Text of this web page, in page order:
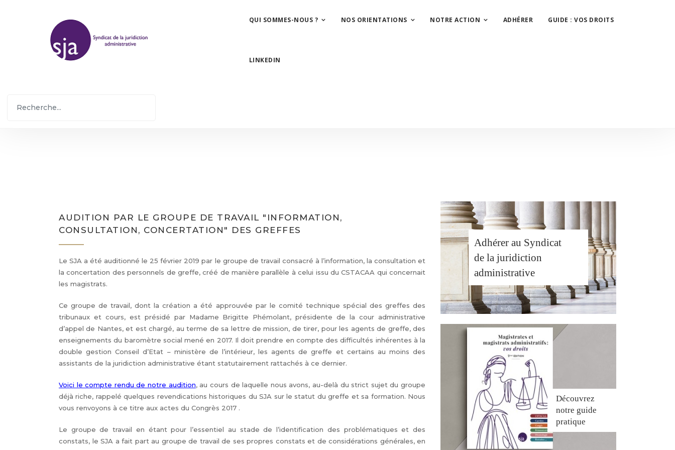
QUI SOMMES-NOUS ? NOS ORIENTATIONS NOTRE ACTION ADHÉRER GUIDE : VOS DROITS
LINKEDIN
AUDITION PAR LE GROUPE DE TRAVAIL "INFORMATION,
CONSULTATION, CONCERTATION" DES GREFFES
Le SJA a été auditionné le 25 février 2019 par le groupe de travail consacré à l’information, la consultation et
la concertation des personnels de greffe, créé de manière parallèle à celui issu du CSTACAA qui concernait
les magistrats.
Ce groupe de travail, dont la création a été approuvée par le comité technique spécial des greffes des
tribunaux et cours, est présidé par Madame Brigitte Phémolant, présidente de la cour administrative
d’appel de Nantes, et est chargé, au terme de sa lettre de mission, de tirer, pour les agents de greffe, des
enseignements du baromètre social mené en 2017. Il doit prendre en compte des difficultés inhérentes à la
double gestion Conseil d’Etat – ministère de l’intérieur, les agents de greffe et certains au moins des
assistants de la juridiction administrative étant statutairement rattachés à ce dernier.
Voici le compte rendu de notre audition, au cours de laquelle nous avons, au-delà du strict sujet du groupe
déjà riche, rappelé quelques revendications historiques du SJA sur le statut du greffe et sa formation. Nous
vous renvoyons à ce titre aux actes du Congrès 2017 .
Le groupe de travail en étant pour l’essentiel au stade de l’identification des problématiques et des
constats, le SJA a fait part au groupe de travail de ses propres constats et de considérations générales, en
Adhérer au Syndicat
de la juridiction
administrative
Découvrez
notre guide
pratique